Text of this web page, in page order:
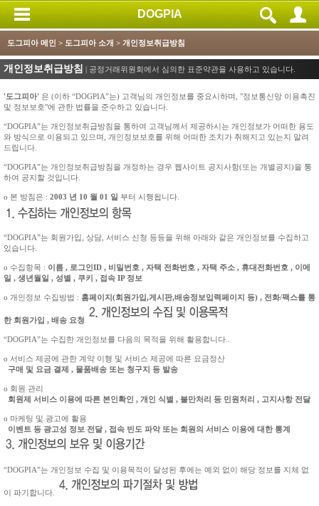
DOGPIA
도그피아 메인 > 도그피아 소개 > 개인정보취급방침
개인정보취급방침 | 공정거래위원회에서 심의한 표준약관을 사용하고 있습니다.
'도그피아' 은 (이하 “DOGPIA”는) 고객님의 개인정보를 중요시하며, "정보통신망 이용촉진
및 정보보호"에 관한 법률을 준수하고 있습니다.
“DOGPIA”는 개인정보취급방침을 통하여 고객님께서 제공하시는 개인정보가 어떠한 용도
와 방식으로 이용되고 있으며, 개인정보보호를 위해 어떠한 조치가 취해지고 있는지 알려
드립니다.
“DOGPIA”는 개인정보취급방침을 개정하는 경우 웹사이트 공지사항(또는 개별공지)을 통
하여 공지할 것입니다.
ο 본 방침은 : 2003 년 10 월 01 일 부터 시행됩니다.
“DOGPIA”는 회원가입, 상담, 서비스 신청 등등을 위해 아래와 같은 개인정보를 수집하고
있습니다.
ο 수집항목 : 이름 , 로그인ID , 비밀번호 , 자택 전화번호 , 자택 주소 , 휴대전화번호 , 이메
일 , 생년월일 , 성별 , 쿠키 , 접속 IP 정보
ο 개인정보 수집방법 : 홈페이지(회원가입,게시판,배송정보입력페이지 등) , 전화/팩스를 통
한 회원가입 , 배송 요청
“DOGPIA”는 수집한 개인정보를 다음의 목적을 위해 활용합니다..
ο 서비스 제공에 관한 계약 이행 및 서비스 제공에 따른 요금정산
구매 및 요금 결제 , 물품배송 또는 청구지 등 발송
ο 회원 관리
회원제 서비스 이용에 따른 본인확인 , 개인 식별 , 불만처리 등 민원처리 , 고지사항 전달
ο 마케팅 및 광고에 활용
이벤트 등 광고성 정보 전달 , 접속 빈도 파악 또는 회원의 서비스 이용에 대한 통계
“DOGPIA”는 개인정보 수집 및 이용목적이 달성된 후에는 예외 없이 해당 정보를 지체 없
이 파기합니다.